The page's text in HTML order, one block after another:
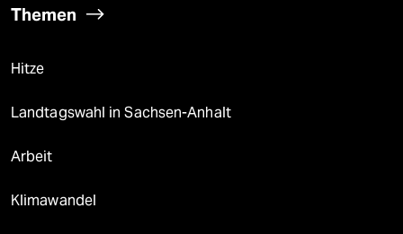
Themen
Hitze
Landtagswahl in Sachsen-Anhalt
Arbeit
Klimawandel